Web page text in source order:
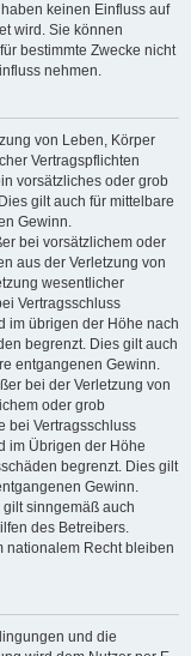
keinen Einfluss auf
wird. Sie können
bestimmte Zwecke nicht
nehmen.
von Leben, Körper
Vertragspflichten
vorsätzliches oder grob
gilt auch für mittelbare
Gewinn.
bei vorsätzlichem oder
aus der Verletzung von
wesentlicher
Vertragsschluss
im übrigen der Höhe nach
begrenzt. Dies gilt auch
entgangenen Gewinn.
bei der Verletzung von
oder grob
bei Vertragsschluss
im Übrigen der Höhe
begrenzt. Dies gilt
Gewinn.
sinngemäß auch
des Betreibers.
nationalem Recht bleiben
und die